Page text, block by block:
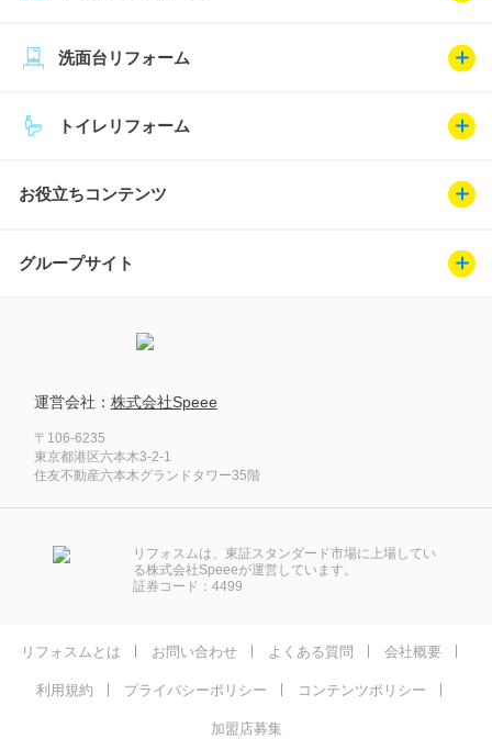
トイレリフォーム
洗面台リフォーム
お役立ちコンテンツ
グループサイト
運営会社： 株式会社Speee
〒106-6235
東京都港区六本木3-2-1
住友不動産六本木グランドタワー35階
リフォスムは、東証スタンダード市場に上場してい
る株式会社Speeeが運営しています。
証券コード：4499
リフォスムとは お問い合わせ よくある質問 会社概要
利用規約 プライバシーポリシー コンテンツポリシー
加盟店募集